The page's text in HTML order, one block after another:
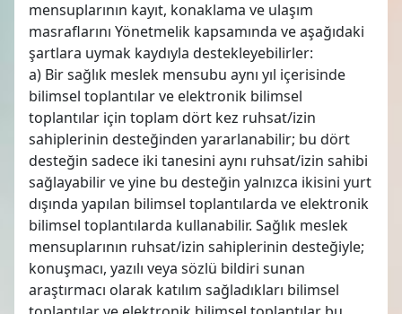
mensuplarının kayıt, konaklama ve ulaşım
masraflarını Yönetmelik kapsamında ve aşağıdaki
şartlara uymak kaydıyla destekleyebilirler:
a) Bir sağlık meslek mensubu aynı yıl içerisinde
bilimsel toplantılar ve elektronik bilimsel
toplantılar için toplam dört kez ruhsat/izin
sahiplerinin desteğinden yararlanabilir; bu dört
desteğin sadece iki tanesini aynı ruhsat/izin sahibi
sağlayabilir ve yine bu desteğin yalnızca ikisini yurt
dışında yapılan bilimsel toplantılarda ve elektronik
bilimsel toplantılarda kullanabilir. Sağlık meslek
mensuplarının ruhsat/izin sahiplerinin desteğiyle;
konuşmacı, yazılı veya sözlü bildiri sunan
araştırmacı olarak katılım sağladıkları bilimsel